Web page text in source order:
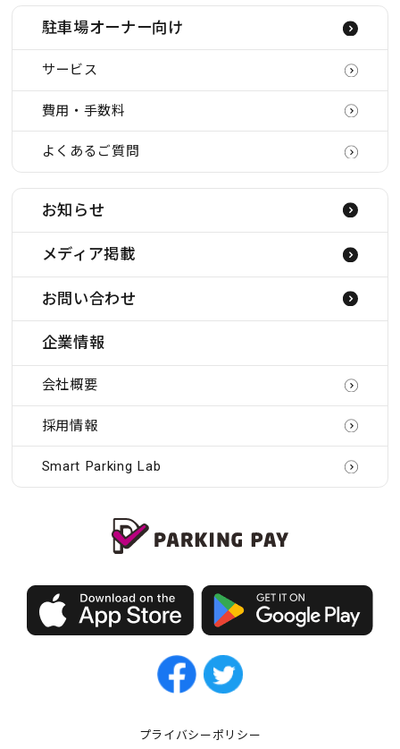
プライバシーポリシー
駐車場オーナー向け
サービス
費用・手数料
よくあるご質問
お知らせ
メディア掲載
お問い合わせ
企業情報
会社概要
採用情報
Smart Parking Lab